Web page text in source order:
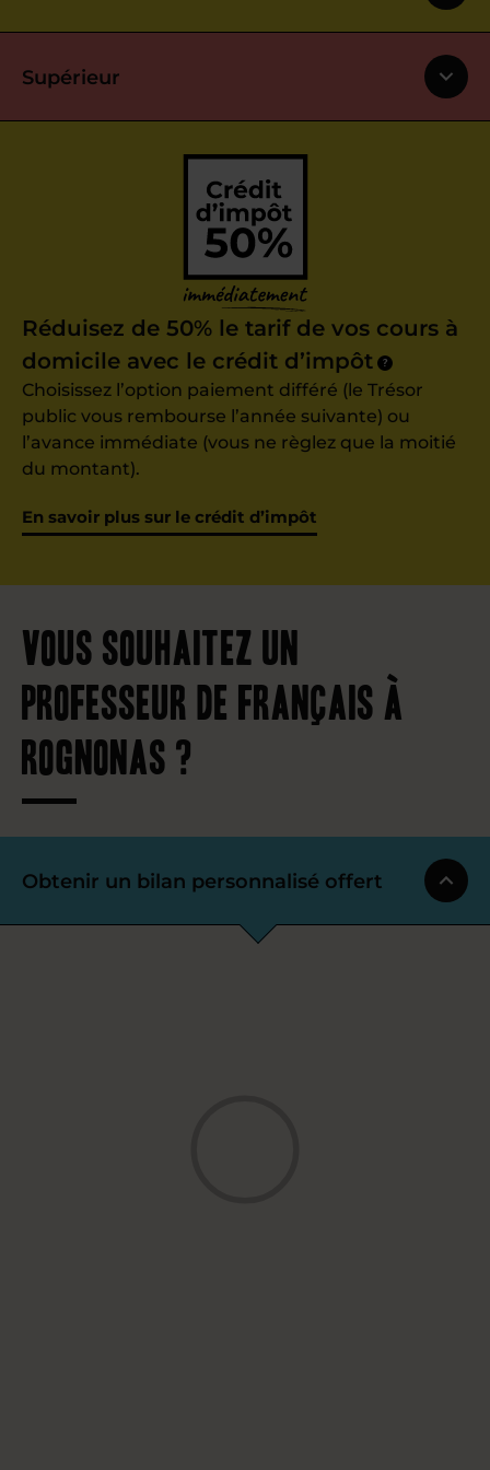
Supérieur
Réduisez de 50% le tarif de vos cours à
domicile avec le crédit d’impôt
?
Choisissez l’option paiement différé (le Trésor
public vous rembourse l’année suivante) ou
l’avance immédiate (vous ne règlez que la moitié
du montant).
En savoir plus sur le crédit d’impôt
Vous souhaitez un
professeur de français à
Rognonas ?
Obtenir un bilan personnalisé offert